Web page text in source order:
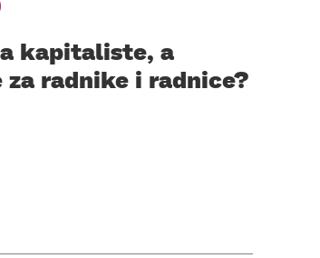
kapitaliste, a
za radnike i radnice?